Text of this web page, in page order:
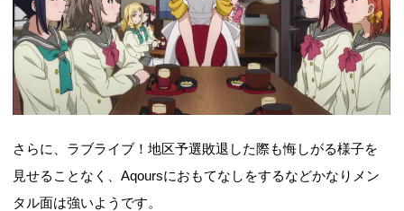
さらに、ラブライブ！地区予選敗退した際も悔しがる様子を
見せることなく、Aqoursにおもてなしをするなどかなりメン
タル面は強いようです。